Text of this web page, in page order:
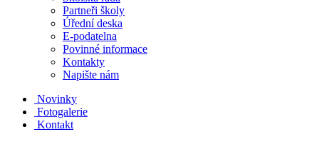
Partneři školy
Úřední deska
E-podatelna
Povinné informace
Kontakty
Napište nám
Novinky
Fotogalerie
Kontakt